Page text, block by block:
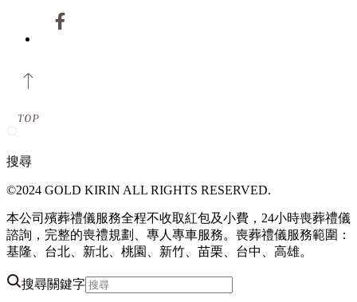
搜尋
©2024 GOLD KIRIN ALL RIGHTS RESERVED.
本公司殯葬禮儀服務全程不收取紅包及小費，24小時喪葬禮儀
諮詢，完整的喪禮規劃、專人專車服務。喪葬禮儀服務範圍：
基隆、台北、新北、桃園、新竹、苗栗、台中、高雄。
搜尋關鍵字